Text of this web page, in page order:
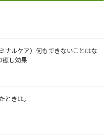
ナルケア）何もできないことはな
癒し効果
ときは。